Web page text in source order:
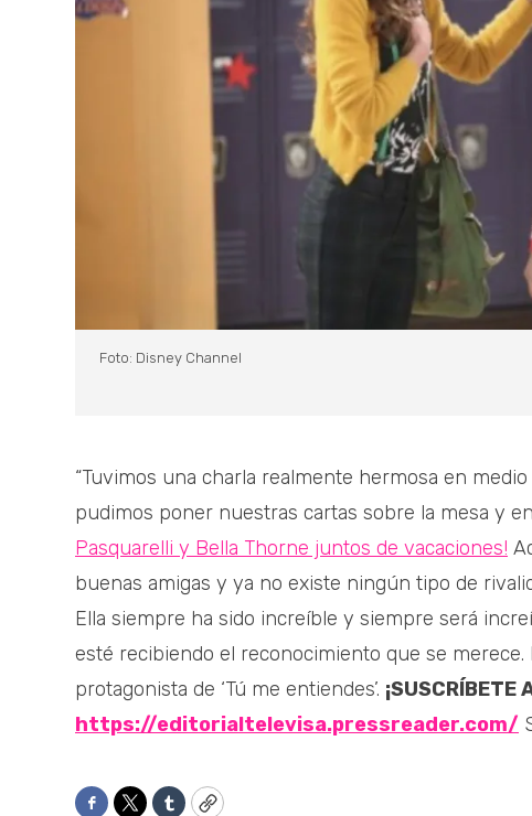
Foto: Disney Channel
“Tuvimos una charla realmente hermosa en
pudimos poner nuestras cartas sobre la mesa y
Pasquarelli y Bella Thorne juntos de vacaciones!
buenas amigas y ya no existe ningún tipo de
Ella siempre ha sido increíble y siempre será
esté recibiendo el reconocimiento que se
protagonista de ‘Tú me entiendes’. ¡SUSCRÍBETE
https://editorialtelevisa.pressreader.com/